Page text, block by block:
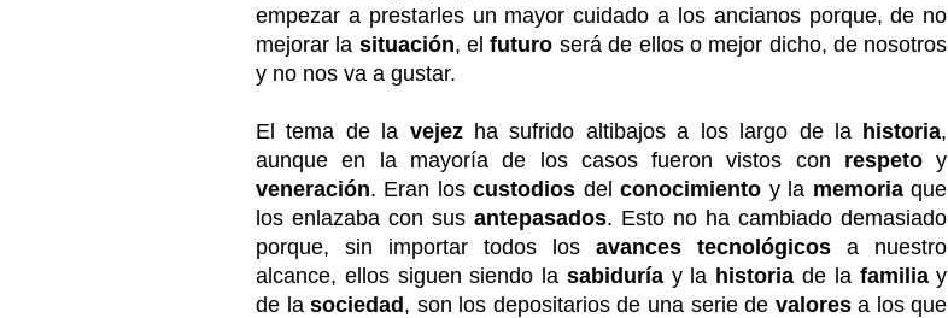
empezar a prestarles un mayor cuidado a los ancianos porque, de no
mejorar la situación, elfuturo será de ellos o mejor dicho, de nosotros
y no nos va a gustar.
El tema de la vejezha sufrido altibajos a los largo de la historia,
aunque en la mayoría de los casos fueron vistos con respeto y
veneración. Eran loscustodios delconocimiento y la memoriaque
los enlazaba con susantepasados. Esto no ha cambiado demasiado
porque, sin importar todos losavances tecnológicos a nuestro
alcance, ellos siguen siendo la sabiduríay la historia de la familiay
de lasociedad , son los depositarios de una serie de valoresa los que